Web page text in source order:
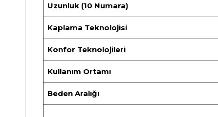
Uzunluk (10 Numara)
Kaplama Teknolojisi
Konfor Teknolojileri
Kullanım Ortamı
Beden Aralığı